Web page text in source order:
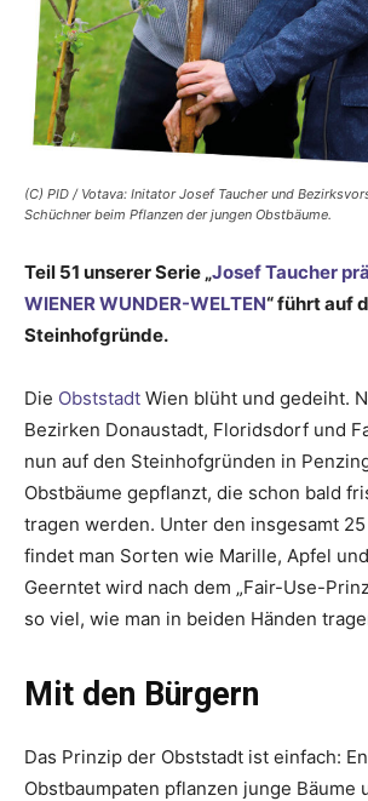
(C) PID / Votava: Initator Josef Taucher und
Schüchner beim Pflanzen der jungen Obstbäume.
Teil 51 unserer Serie „Josef Taucher
WIENER WUNDER-WELTEN“ führt auf
Steinhofgründe.
Die Obststadt Wien blüht und gedeiht.
Bezirken Donau­stadt, Floridsdorf und
nun auf den Steinhofgründen in
Obstbäume gepflanzt, die schon bald
tragen werden. Unter den insgesamt
findet man Sorten wie Marille, Apfel
Geerntet wird nach dem „Fair-Use-
so viel, wie man in beiden Händen
Mit den Bürgern
Das Prinzip der Obststadt ist einfach:
Obstbaumpaten pflanzen junge Bäume